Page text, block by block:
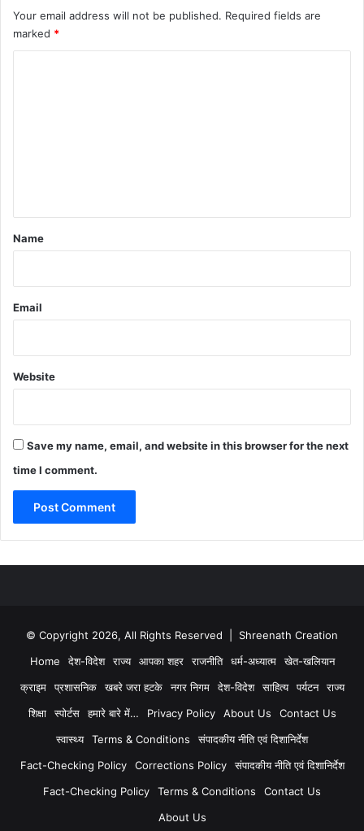
Your email address will not be published. Required fields are
marked *
*
Name
Email
Website
Save my name, email, and website in this browser for the next
time I comment.
© Copyright 2026, All Rights Reserved | Shreenath Creation
Home
देश-विदेश राज्य आपका शहर राजनीति धर्म-अध्यात्म
खेत-खलियान
क्राइम
प्रशासनिक खबरे जरा हटके नगर निगम देश-विदेश साहित्य पर्यटन
राज्य
शिक्षा
स्पोर्टस हमारे बारे में… Privacy Policy About Us
Contact Us
स्वास्थ्य
Terms & Conditions
संपादकीय नीति एवं दिशानिर्देश
Fact-Checking Policy
Corrections Policy
संपादकीय नीति एवं दिशानिर्देश
Fact-Checking Policy
Terms & Conditions
Contact Us
About Us